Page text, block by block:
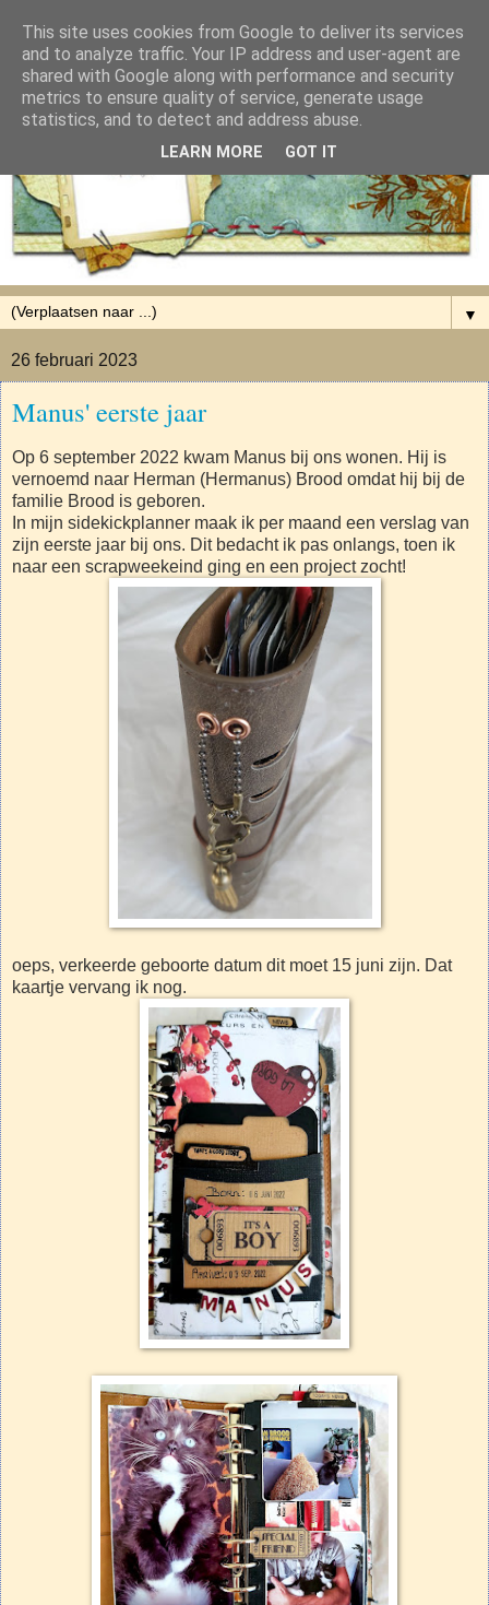
▼
26 februari 2023
Manus' eerste jaar
Op 6 september 2022 kwam Manus bij ons wonen. Hij is
vernoemd naar Herman (Hermanus) Brood omdat hij bij de
familie Brood is geboren.
In mijn sidekickplanner maak ik per maand een verslag van
zijn eerste jaar bij ons. Dit bedacht ik pas onlangs, toen ik
naar een scrapweekeind ging en een project zocht!
oeps, verkeerde geboorte datum dit moet 15 juni zijn. Dat
kaartje vervang ik nog.
This site uses cookies from Google to deliver its services
and to analyze traffic. Your IP address and user-agent are
shared with Google along with performance and security
metrics to ensure quality of service, generate usage
statistics, and to detect and address abuse.
LEARN MORE GOT IT